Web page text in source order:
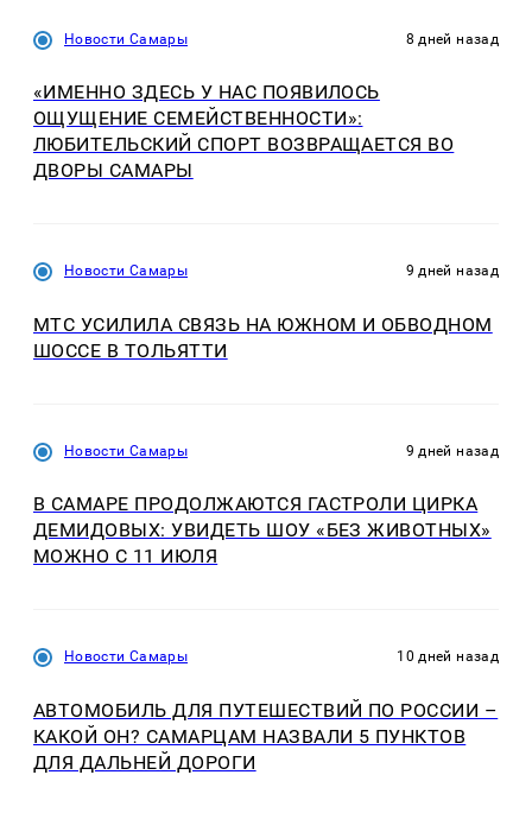
Новости Самары 8 дней назад
«ИМЕННО ЗДЕСЬ У НАС ПОЯВИЛОСЬ
ОЩУЩЕНИЕ СЕМЕЙСТВЕННОСТИ»:
ЛЮБИТЕЛЬСКИЙ СПОРТ ВОЗВРАЩАЕТСЯ ВО
ДВОРЫ САМАРЫ
Новости Самары 9 дней назад
МТС УСИЛИЛА СВЯЗЬ НА ЮЖНОМ И ОБВОДНОМ
ШОССЕ В ТОЛЬЯТТИ
Новости Самары 9 дней назад
В САМАРЕ ПРОДОЛЖАЮТСЯ ГАСТРОЛИ ЦИРКА
ДЕМИДОВЫХ: УВИДЕТЬ ШОУ «БЕЗ ЖИВОТНЫХ»
МОЖНО С 11 ИЮЛЯ
Новости Самары 10 дней назад
АВТОМОБИЛЬ ДЛЯ ПУТЕШЕСТВИЙ ПО РОССИИ –
КАКОЙ ОН? САМАРЦАМ НАЗВАЛИ 5 ПУНКТОВ
ДЛЯ ДАЛЬНЕЙ ДОРОГИ